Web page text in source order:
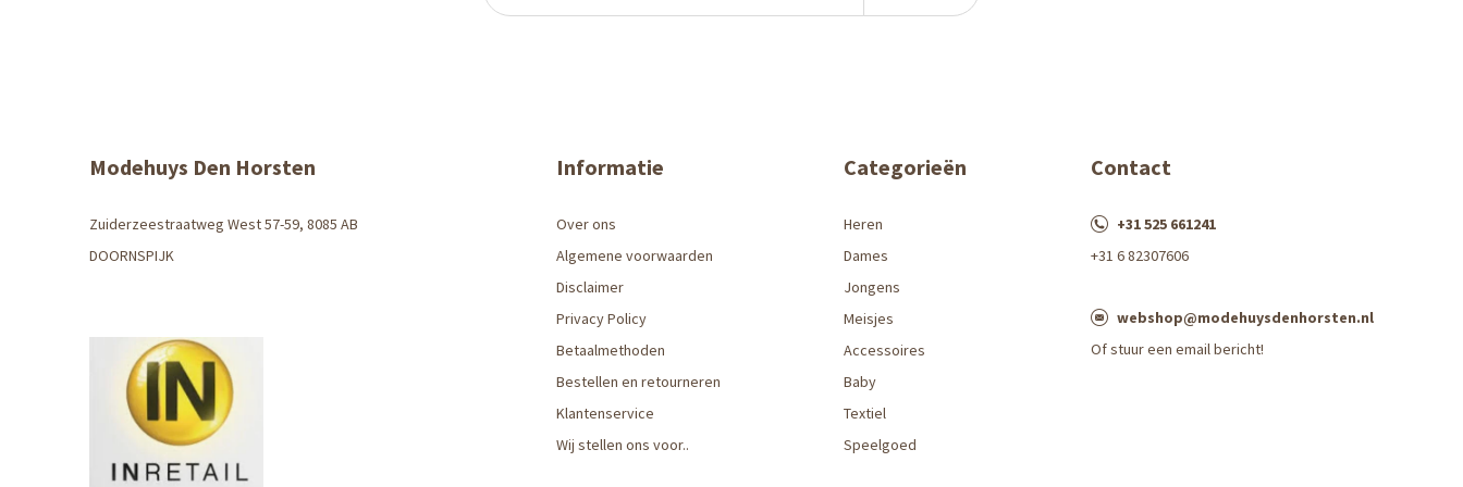
Modehuys Den Horsten
Zuiderzeestraatweg West 57-59, 8085 AB
DOORNSPIJK
Informatie
Over ons
Algemene voorwaarden
Disclaimer
Privacy Policy
Betaalmethoden
Bestellen en retourneren
Klantenservice
Wij stellen ons voor..
Categorieën
Heren
Dames
Jongens
Meisjes
Accessoires
Baby
Textiel
Speelgoed
Contact
+31 525 661241
+31 6 82307606
webshop@modehuysdenhorsten.nl
Of stuur een email bericht!